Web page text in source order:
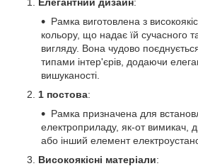
Рамка виготовлена з
кольору, що надає їй сучасного
вигляду. Вона чудово
типами інтер'єрів, додаючи
вишуканості.
1 постова:
Рамка призначена для
електроприладу, як-от вимикач,
або інший елемент
Високоякісні матеріали: